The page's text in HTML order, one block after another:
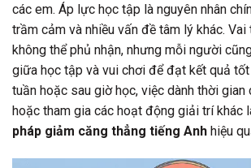
các em. Áp lực học tập là nguyên nhân
trầm cảm và nhiều vấn đề tâm lý khác.
không thể phủ nhận, nhưng mỗi người
giữa học tập và vui chơi để đạt kết quả
tuần hoặc sau giờ học, việc dành thời
hoặc tham gia các hoạt động giải trí khác
pháp giảm căng thẳng tiếng Anh hiệu